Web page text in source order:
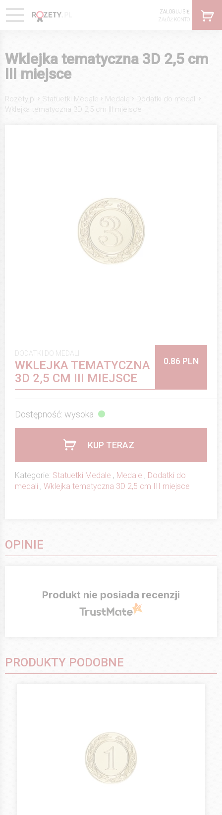
ZALOGUJ SIĘ
ZAŁÓŻ KONTO
Wklejka tematyczna 3D 2,5 cm
III miejsce
Rozety.pl › Statuetki Medale › Medale › Dodatki do medali ›
Wklejka tematyczna 3D 2,5 cm III miejsce
DODATKI DO MEDALI
WKLEJKA TEMATYCZNA
3D 2,5 CM III MIEJSCE
0.86 PLN
Dostępność: wysoka
KUP TERAZ
Kategorie: Statuetki Medale , Medale , Dodatki do
medali , Wklejka tematyczna 3D 2,5 cm III miejsce
OPINIE
Produkt nie posiada recenzji
PRODUKTY PODOBNE